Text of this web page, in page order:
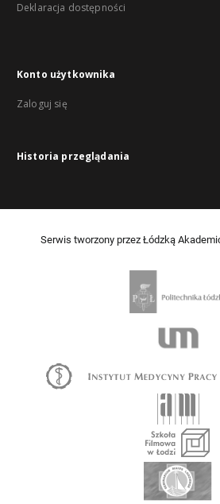
Deklaracja dostępności
Konto użytkownika
Zaloguj się
Historia przeglądania
Serwis tworzony przez Łódzką